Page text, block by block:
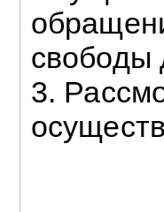
свободы
3.